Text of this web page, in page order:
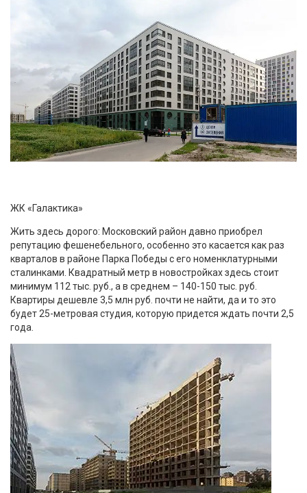
ЖК «Галактика»
Жить здесь дорого: Московский район давно приобрел
репутацию фешенебельного, особенно это касается как раз
кварталов в районе Парка Победы с его номенклатурными
сталинками. Квадратный метр в новостройках здесь стоит
минимум 112 тыс. руб., а в среднем – 140-150 тыс. руб.
Квартиры дешевле 3,5 млн руб. почти не найти, да и то это
будет 25-метровая студия, которую придется ждать почти 2,5
года.